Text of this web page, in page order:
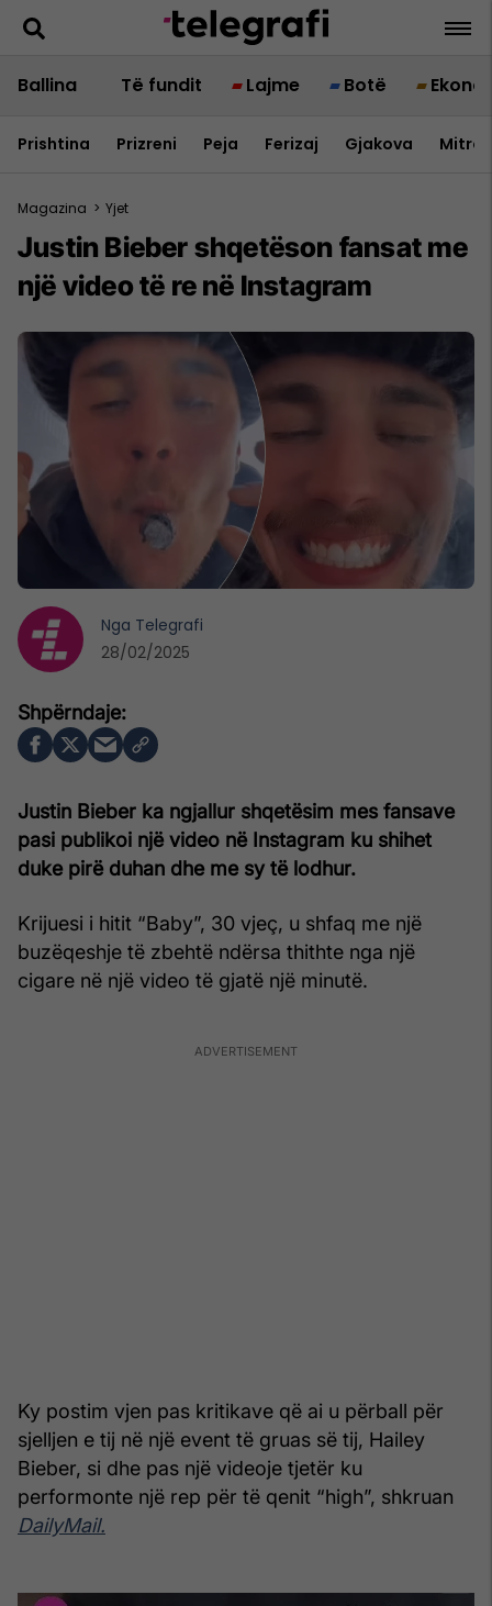
Ballina Të fundit Lajme Botë
Prishtina Prizreni Peja Ferizaj Gjakova
Magazina > Yjet
Justin Bieber shqetëson fansat me
një video të re në Instagram
Justin Bieber ka ngjallur shqetësim mes fansave
pasi publikoi një video në Instagram ku shihet
duke pirë duhan dhe me sy të lodhur.
Krijuesi i hitit “Baby”, 30 vjeç, u shfaq me një
buzëqeshje të zbehtë ndërsa thithte nga një
cigare në një video të gjatë një minutë.
Ky postim vjen pas kritikave që ai u përball për
sjelljen e tij në një event të gruas së tij, Hailey
Bieber, si dhe pas një videoje tjetër ku
performonte një rep për të qenit “high”, shkruan
DailyMail.
Nga Telegrafi
28/02/2025